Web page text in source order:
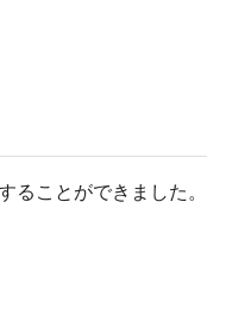
ることができました。